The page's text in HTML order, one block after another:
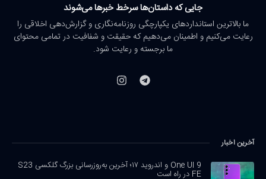
جایی که داستان‌ها سرخط خبرها می‌شوند
ما بالاترین استانداردهای یکپارچگی روزنامه‌نگاری و گزارش‌دهی اخلاقی را
رعایت می‌کنیم و اطمینان می‌دهیم که حقیقت و شفافیت در تمامی محتوای
ما برجسته و رعایت شود.
آخرین اخبار
One UI 9 و اندروید ۱۷؛ آخرین به‌روزرسانی بزرگ گلکسی S23
FE در راه است